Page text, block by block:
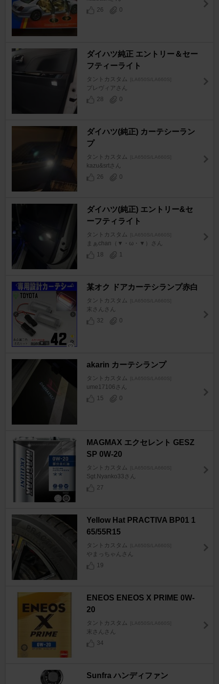
26
0
ダイハツ純正 エントリー＆セー
フティーライト
タントカスタム [LA650S/LA660S]
プレヴィアさん
28
0
ダイハツ(純正) カーテシーラン
プ
タントカスタム [LA650S/LA660S]
kazu&srtさん
26
0
ダイハツ(純正) エントリー&セ
ーフティライト
タントカスタム [LA650S/LA660S]
まぁchan（▼・ω・▼）さん
18
1
某オク ドアカーテシランプ赤白
タントカスタム [LA650S/LA660S]
末さんさん
32
0
akarin カーテシランプ
タントカスタム [LA650S/LA660S]
ume17106さん
15
0
MAGMAX エクセレント GESZ
SP 0W-20
タントカスタム [LA650S/LA660S]
Sgt.Nyanko33さん
27
Yellow Hat PRACTIVA BP01 1
65/55R15
タントカスタム [LA650S/LA660S]
やまっちゃんさん
19
ENEOS ENEOS X PRIME 0W-
20
タントカスタム [LA650S/LA660S]
末さんさん
34
Sunfra ハンディファン